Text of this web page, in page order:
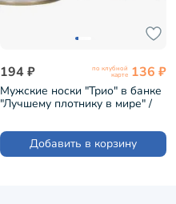
194 ₽ по клубной
карте 136 ₽
Мужские носки "Трио" в банке
"Лучшему плотнику в мире" /
Добавить в корзину